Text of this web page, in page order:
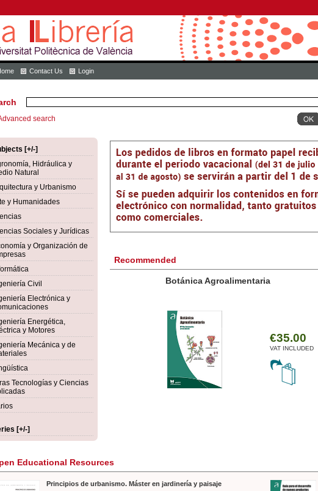
Contact Us Login
search
[+/-]
Hidráulica y
Natural
y Urbanismo
y Humanidades
Sociales y Jurídicas
y Organización de
Civil
Electrónica y
Energética,
y Motores
Mecánica y de
Tecnologías y Ciencias
[+/-]
Recommended
Botánica Agroalimentaria
Educational Resources
Principios de urbanismo. Máster en jardinería y paisaje